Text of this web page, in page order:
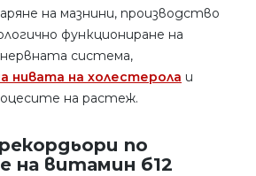
на мазнини, производство
функциониране на
система,
нивата на холестерола и
на растеж.
по
на витамин б12